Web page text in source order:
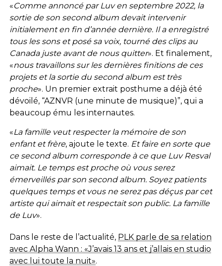
«Comme annoncé par Luv en septembre 2022, la
sortie de son second album devait intervenir
initialement en fin d’année dernière. Il a enregistré
tous les sons et posé sa voix, tourné des clips au
Canada juste avant de nous quitter». Et finalement,
«nous travaillons sur les dernières finitions de ces
projets et la sortie du second album est très
proche». Un premier extrait posthume a déjà été
dévoilé, “AZNVR (une minute de musique)”, qui a
beaucoup ému les internautes.
«La famille veut respecter la mémoire de son
enfant et frère, ajoute le texte. Et faire en sorte que
ce second album corresponde à ce que Luv Resval
aimait. Le temps est proche où vous serez
émerveillés par son secondalbum. Soyez patients
quelques temps et vous ne serez pas déçus par cet
artiste qui aimait et respectait son public. La famille
de Luv».
Dans le reste de l’actualité, PLK parle de sa relation
avec Alpha Wann : «J’avais 13 ans et j’allais en studio
avec lui toute la nuit».